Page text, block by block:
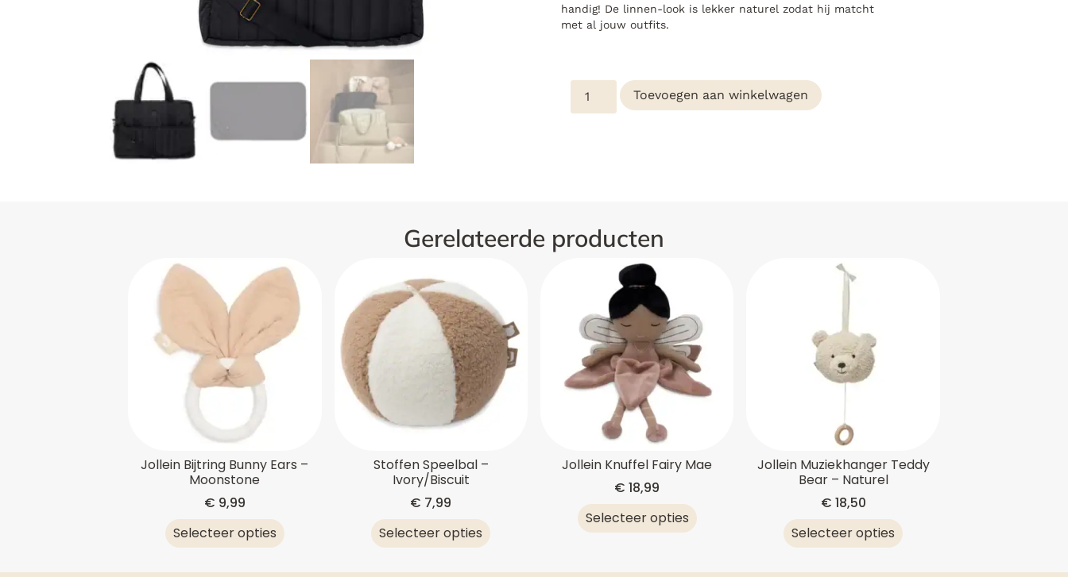
handig! De linnen-look is lekker naturel zodat hij matcht
met al jouw outfits.
Toevoegen aan winkelwagen
Gerelateerde producten
Jollein Bijtring Bunny Ears –
Moonstone
€ 9,99
Selecteer opties
Stoffen Speelbal –
Ivory/Biscuit
€ 7,99
Selecteer opties
Jollein Knuffel Fairy Mae
€ 18,99
Selecteer opties
Jollein Muziekhanger Teddy
Bear – Naturel
€ 18,50
Selecteer opties